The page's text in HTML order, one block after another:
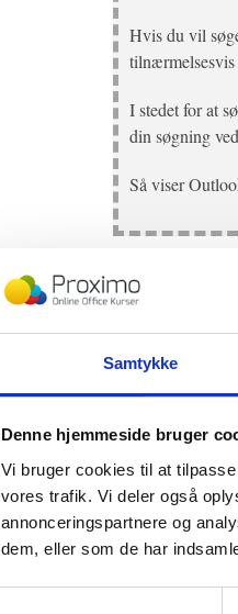
Samtykke
Denne hjemmeside bruger
Vi bruger cookies til at
vores trafik. Vi deler også
annonceringspartnere og
dem, eller som de har
Hvis du vil
I stedet for at
din søgning
Så viser
Du har nu
Men hvad gør
Nu bliver det lidt
Hvis du får for
andre